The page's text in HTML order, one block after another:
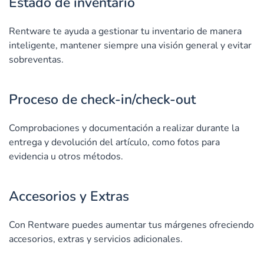
Rentware te ayuda a gestionar tu inventario de manera
inteligente, mantener siempre una visión general y evitar
sobreventas.
Proceso de check-in/check-out
Comprobaciones y documentación a realizar durante la
entrega y devolución del artículo, como fotos para
evidencia u otros métodos.
Accesorios y Extras
Con Rentware puedes aumentar tus márgenes ofreciendo
accesorios, extras y servicios adicionales.